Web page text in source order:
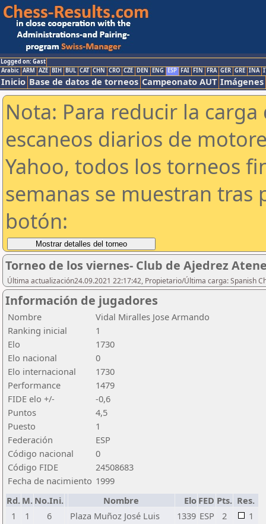
Logged on: Gast
Arabic ARM AZE BIH BUL CAT CHN CRO CZE DEN ENG ESP FAI FIN FRA GER GRE INA
Inicio Base de datos de torneos Campeonato AUT Imágenes
Nota: Para reducir la
escaneos diarios de
Yahoo, todos los torneos
semanas se muestran tras
botón:
Torneo de los viernes- Club de Ajedrez
Última actualización24.09.2021 22:17:42, Propietario/Última carga: Spanish
Información de jugadores
Nombre
Vidal Miralles Jose Armando
Ranking inicial
1
Elo
1730
Elo nacional
0
Elo internacional
1730
Performance
1479
FIDE elo +/-
-0,6
Puntos
4,5
Puesto
1
Federación
ESP
Código nacional
0
Código FIDE
24508683
Fecha de nacimiento 1999
Rd. M. No.Ini. Nombre Elo FED Pts. Res.
1
1 6 Plaza Muñoz José Luis 1339 ESP 2
1